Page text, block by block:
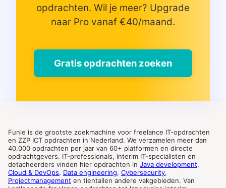
opdrachten. Wil je meer? Upgrade
naar Pro vanaf €40/maand.
Gratis opdrachten zoeken
Funle is de grootste zoekmachine voor freelance IT-opdrachten
en ZZP ICT opdrachten in Nederland. We verzamelen meer dan
40.000 opdrachten per jaar van 60+ platformen en directe
opdrachtgevers. IT-professionals, interim IT-specialisten en
detacheerders vinden hier opdrachten in Java development,
Cloud & DevOps, Data engineering, Cybersecurity,
Projectmanagement en tientallen andere vakgebieden. Van